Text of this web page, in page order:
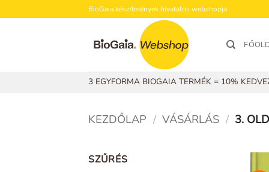
to
BioGaia készítmények hivatalos webshopja
3 EGYFORMA BIOGAIA TERMÉK = 10%
KEZDŐLAP / VÁSÁRLÁS / 3.
SZŰRÉS